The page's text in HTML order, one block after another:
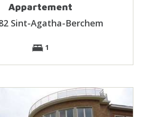
Appartement
Sint-Agatha-Berchem
1